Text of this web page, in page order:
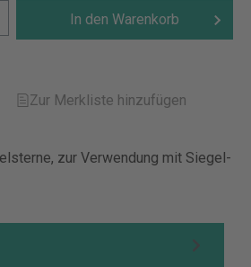
In den Warenkorb
Zur Merkliste hinzufügen
zur Verwendung mit Siegel-